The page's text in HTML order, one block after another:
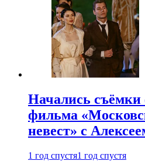
Начались съёмки
фильма
невест» с
1 год спустя1 год спустя